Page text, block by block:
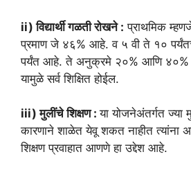
ii) विद्यार्थी गळती रोखने : प्राथमिक
प्रमाण जे ४६% आहे. व ५ वी ते १०
पर्यंत आहे. ते अनुक्रमे २०% आणि ४०%
यामुळे सर्व शिक्षित होईल.
iii) मुलींचे शिक्षण :या योजनेअंतर्गत ज्या
कारणाने शाळेत येवू शकत नाहीत त्यांना
शिक्षण प्रवाहात आणणे हा उद्देश आहे.